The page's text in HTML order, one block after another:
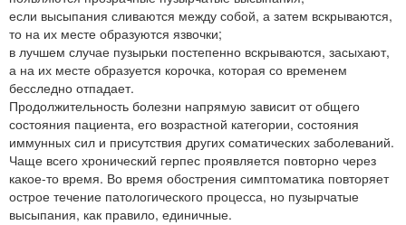
если высыпания сливаются между собой, а затем вскрываются,
то на их месте образуются язвочки;
в лучшем случае пузырьки постепенно вскрываются, засыхают,
а на их месте образуется корочка, которая со временем
бесследно отпадает.
Продолжительность болезни напрямую зависит от общего
состояния пациента, его возрастной категории, состояния
иммунных сил и присутствия других соматических заболеваний.
Чаще всего хронический герпес проявляется повторно через
какое-то время. Во время обострения симптоматика повторяет
острое течение патологического процесса, но пузырчатые
высыпания, как правило, единичные.